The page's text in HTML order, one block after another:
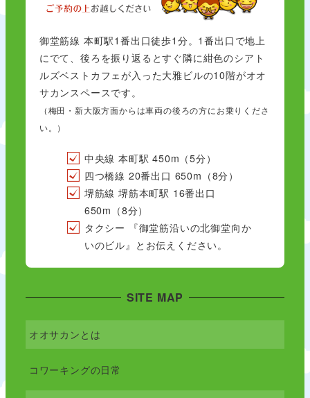
御堂筋線 本町駅1番出口徒歩1分。1番出口で地上
にでて、後ろを振り返るとすぐ隣に紺色のシアト
ルズベストカフェが入った大雅ビルの10階がオオ
サカンスペースです。
（梅田・新大阪方面からは車両の後ろの方にお乗りくださ
い。）
中央線 本町駅 450m（5分）
四つ橋線 20番出口 650m（8分）
堺筋線 堺筋本町駅 16番出口
650m（8分）
タクシー 『御堂筋沿いの北御堂向か
いのビル』とお伝えください。
SITE MAP
オオサカンとは
コワーキングの日常